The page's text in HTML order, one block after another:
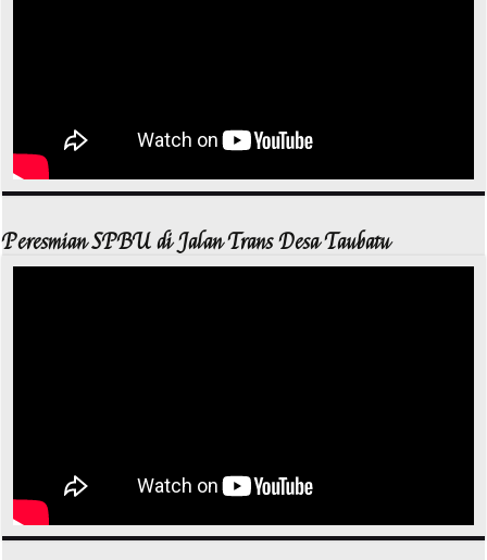
Peresmian SPBU di Jalan Trans Desa Taubatu